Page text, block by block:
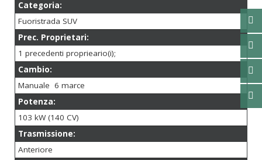
Categoria:
Fuoristrada SUV
Prec. Proprietari:
1 precedenti proprieario(i);
Cambio:
Manuale 6 marce
Potenza:
103 kW (140 CV)
Trasmissione:
Anteriore